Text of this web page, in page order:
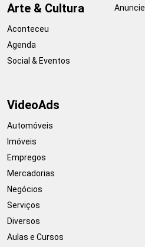
Arte & Cultura
Aconteceu
Agenda
Social & Eventos
Anuncie
VideoAds
Automóveis
Imóveis
Empregos
Mercadorias
Negócios
Serviços
Diversos
Aulas e Cursos